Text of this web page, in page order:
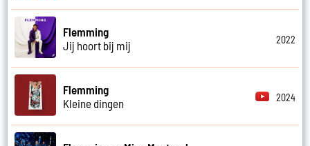
Flemming
Jij hoort bij mij
2022
Flemming
Kleine dingen
2024